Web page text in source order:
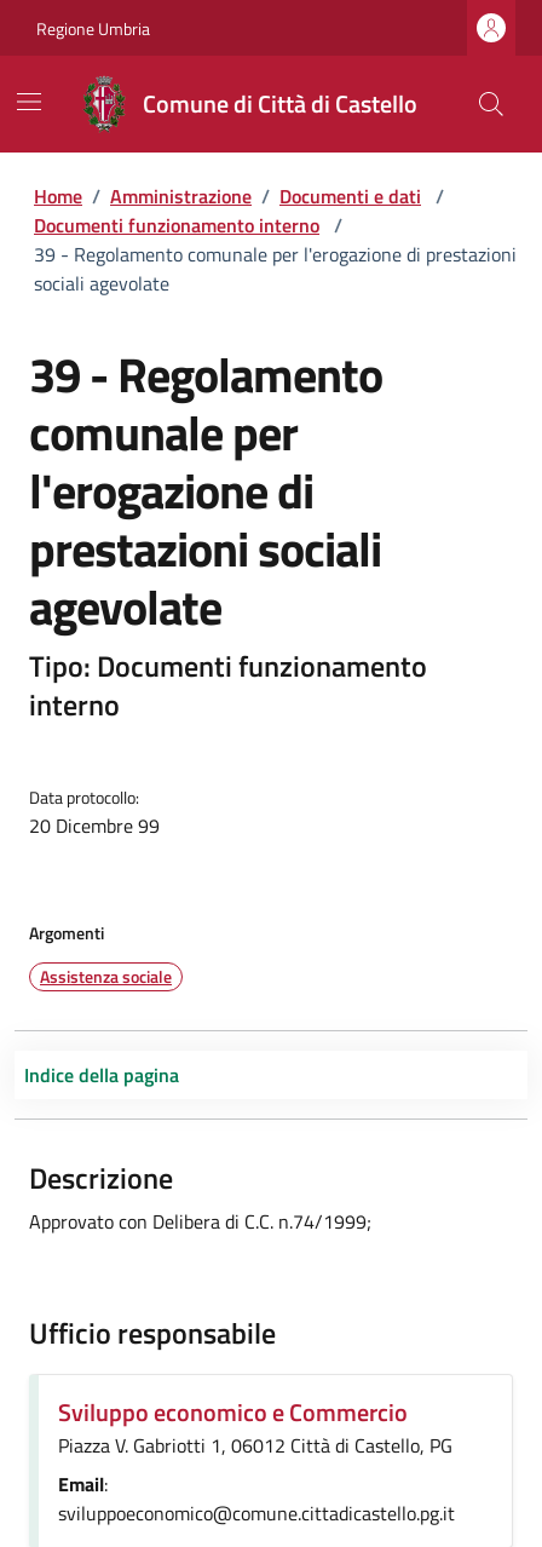
Regione Umbria
Comune di Città di Castello
Home / Amministrazione / Documenti e dati /
Documenti funzionamento interno /
39 - Regolamento comunale per l'erogazione di prestazioni
sociali agevolate
39 - Regolamento
comunale per
l'erogazione di
prestazioni sociali
agevolate
Tipo: Documenti funzionamento
interno
Data protocollo:
20 Dicembre 99
Argomenti
Assistenza sociale
Indice della pagina
Descrizione
Approvato con Delibera di C.C. n.74/1999;
Ufficio responsabile
Sviluppo economico e Commercio
Piazza V. Gabriotti 1, 06012 Città di Castello, PG
Email:
sviluppoeconomico@comune.cittadicastello.pg.it